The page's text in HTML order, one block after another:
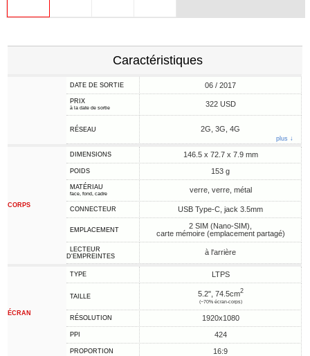
Caractéristiques
DATE DE SORTIE 06 / 2017
PRIX
à la date de sortie 322 USD
RÉSEAU 2G, 3G, 4G
plus ↓
CORPS
DIMENSIONS 146.5 x 72.7 x 7.9 mm
POIDS 153 g
MATÉRIAU
face, fond, cadre verre, verre, métal
CONNECTEUR USB Type-C, jack 3.5mm
EMPLACEMENT
2 SIM (Nano-SIM),
carte mémoire (emplacement partagé)
LECTEUR
D'EMPREINTES
à l'arrière
ÉCRAN
TYPE LTPS
TAILLE 5.2", 74.5cm2
(~70% écran-corps)
RÉSOLUTION 1920x1080
PPI 424
PROPORTION 16:9